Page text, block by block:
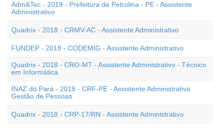
Adm&Tec - 2019 - Prefeitura de Petrolina - PE - Assistente
Administrativo
Quadrix - 2018 - CRMV-AC - Assistente Administrativo
FUNDEP - 2018 - CODEMIG - Assistente Administrativo
Quadrix - 2018 - CRO-MT - Assistente Administrativo - Técnico
em Informática
INAZ do Pará - 2018 - CRF-PE - Assistente Administrativo
Gestão de Pessoas
Quadrix - 2018 - CRP-17/RN - Assistente Administrativo